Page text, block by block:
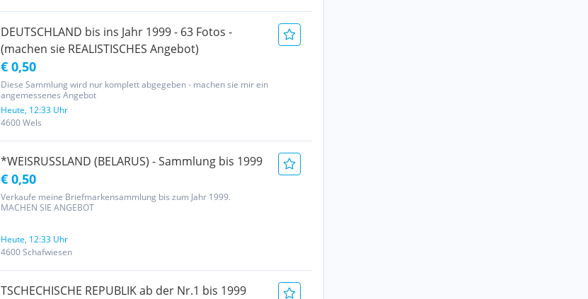
DEUTSCHLAND bis ins Jahr 1999 - 63 Fotos -
(machen sie REALISTISCHES Angebot)
€ 0,50
Diese Sammlung wird nur komplett abgegeben - machen sie mir ein
angemessenes Angebot
Heute, 12:33 Uhr
4600 Wels
*WEISRUSSLAND (BELARUS) - Sammlung bis 1999
€ 0,50
Verkaufe meine Briefmarkensammlung bis zum Jahr 1999.
MACHEN SIE ANGEBOT
Heute, 12:33 Uhr
4600 Schafwiesen
TSCHECHISCHE REPUBLIK ab der Nr.1 bis 1999